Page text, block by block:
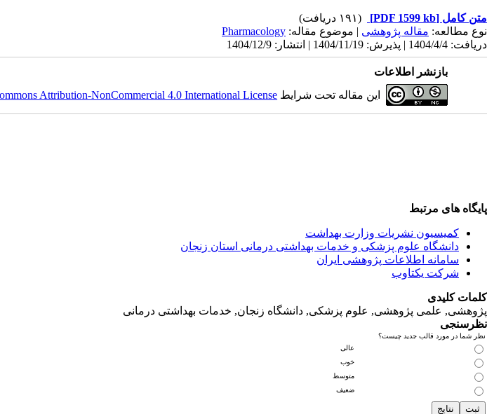
متن کامل [PDF 1599 kb]
(۱۹۱ دریافت)
نوع مطالعه: مقاله پژوهشی | موضوع مقاله: Pharmacology
دریافت: 1404/4/4 | پذیرش: 1404/11/19 | انتشار: 1404/12/9
بازنشر اطلاعات
این مقاله تحت شرایط Attribution-NonCommercial 4.0 International License
پایگاه های مرتبط
کمیسیون نشریات وزارت بهداشت
دانشگاه‌ علوم‌ پزشکی‌ و خدمات‌ بهداشتی‌ درمانی‌ استان‌ زنجان
سامانه اطلاعات پژوهشی ایران
شرکت یکتاوب
کلمات کلیدی
پژوهشی, علمی پژوهشی, علوم‌ پزشکی‌, دانشگاه زنجان, خدمات‌ بهداشتی‌ درمانی‌
نظرسنجی
نظر شما در مورد قالب جدید چیست؟
عالی
خوب
متوسط
ضعیف